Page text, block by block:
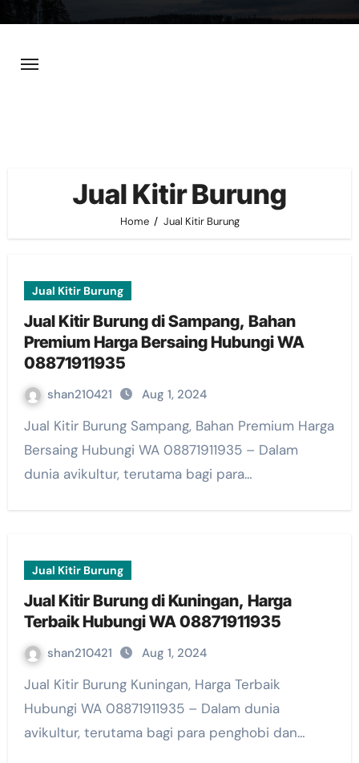
content
Jual Kitir Burung
Home Jual Kitir Burung
Jual Kitir Burung
Jual Kitir Burung di Sampang, Bahan
Premium Harga Bersaing Hubungi WA
08871911935
shan210421 Aug 1, 2024
Jual Kitir Burung Sampang, Bahan Premium Harga
Bersaing Hubungi WA 08871911935 – Dalam
dunia avikultur, terutama bagi para…
Jual Kitir Burung
Jual Kitir Burung di Kuningan, Harga
Terbaik Hubungi WA 08871911935
shan210421 Aug 1, 2024
Jual Kitir Burung Kuningan, Harga Terbaik
Hubungi WA 08871911935 – Dalam dunia
avikultur, terutama bagi para penghobi dan…